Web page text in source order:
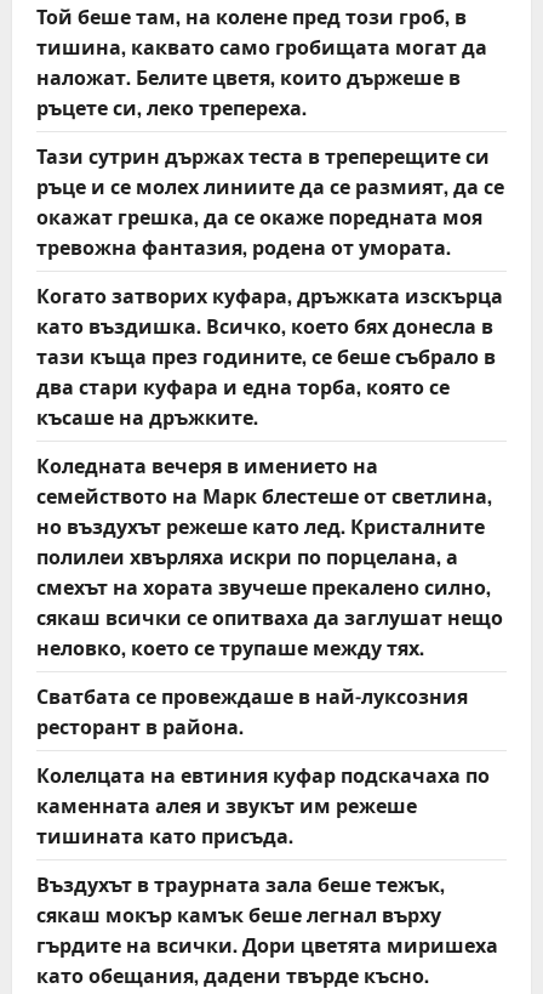
Той беше там, на колене пред този гроб, в
тишина, каквато само гробищата могат да
наложат. Белите цветя, които държеше в
ръцете си, леко трепереха.
Тази сутрин държах теста в треперещите си
ръце и се молех линиите да се размият, да се
окажат грешка, да се окаже поредната моя
тревожна фантазия, родена от умората.
Когато затворих куфара, дръжката изскърца
като въздишка. Всичко, което бях донесла в
тази къща през годините, се беше събрало в
два стари куфара и една торба, която се
късаше на дръжките.
Коледната вечеря в имението на
семейството на Марк блестеше от светлина,
но въздухът режеше като лед. Кристалните
полилеи хвърляха искри по порцелана, а
смехът на хората звучеше прекалено силно,
сякаш всички се опитваха да заглушат нещо
неловко, което се трупаше между тях.
Сватбата се провеждаше в най-луксозния
ресторант в района.
Колелцата на евтиния куфар подскачаха по
каменната алея и звукът им режеше
тишината като присъда.
Въздухът в траурната зала беше тежък,
сякаш мокър камък беше легнал върху
гърдите на всички. Дори цветята миришеха
като обещания, дадени твърде късно.